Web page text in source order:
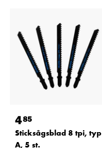
485
Sticksågsblad 8 tpi, typ
A, 5 st.